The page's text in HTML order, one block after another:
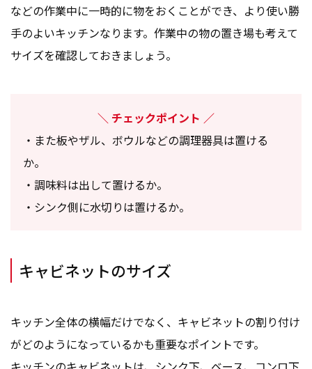
などの作業中に一時的に物をおくことができ、より使い勝
手のよいキッチンなります。作業中の物の置き場も考えて
サイズを確認しておきましょう。
チェックポイント
・また板やザル、ボウルなどの調理器具は置ける
か。
・調味料は出して置けるか。
・シンク側に水切りは置けるか。
キャビネットのサイズ
キッチン全体の横幅だけでなく、キャビネットの割り付け
がどのようになっているかも重要なポイントです。